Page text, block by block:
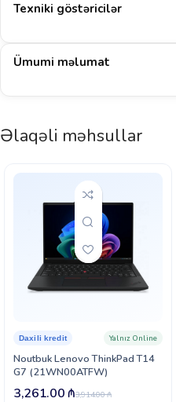
Texniki göstəricilər
Ümumi məlumat
Əlaqəli məhsullar
Noutbuk Lenovo ThinkPad T14
G7 (21WN00ATFW)
Daxili kredit Yalnız Online
3,914.00₼
3,261.00₼